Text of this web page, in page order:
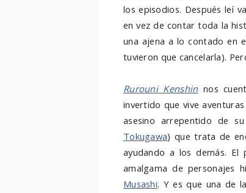
los episodios. Después leí
en vez de contar toda la
una ajena a lo contado en
tuvieron que cancelarla).
Rurouni Kenshinnos
invertido que vive
asesino arrepentido de
Tokugawa) que trata de
ayudando a los demás. El
amalgama de personajes
Musashi. Y es que una de